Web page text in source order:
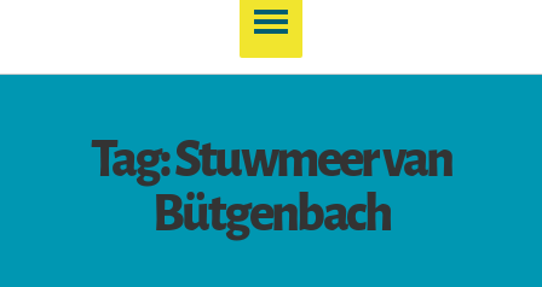
Tag: Stuwmeer van
Bütgenbach